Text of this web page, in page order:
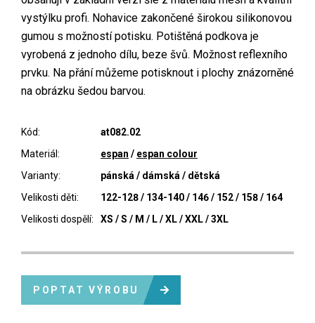
vystýlku profi. Nohavice zakončené širokou silikonovou
gumou s možností potisku. Potištěná podkova je
vyrobená z jednoho dílu, beze švů. Možnost reflexního
prvku. Na přání můžeme potisknout i plochy znázorněné
na obrázku šedou barvou.
Kód:
at082.02
Materiál:
espan / espan colour
Varianty:
pánská / dámská / dětská
Velikosti děti:
122-128 / 134-140 / 146 / 152 / 158 / 164
Velikosti dospělí:
XS / S / M / L / XL / XXL / 3XL
POPTAT VÝROBU